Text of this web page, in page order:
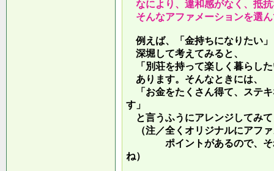
なにより、違和感がなく、抵
そんなアファメーションを選
例えば、「金持ちになりたい
深堀して考えてみると、
「別荘を持って楽しく暮らし
あります。そんなときには、
「お金をたくさん得て、ステ
す」
と言うふうにアレンジしてみ
（注／全くオリジナルにアフ
ポイントがあるので、それ
ね）